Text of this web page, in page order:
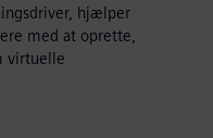
hjælper
med at oprette,
virtuelle